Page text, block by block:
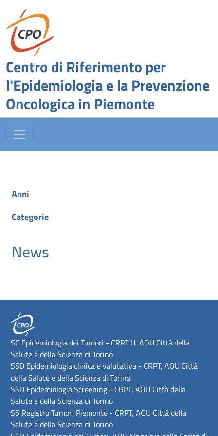
Centro di Riferimento per
l'Epidemiologia e la Prevenzione
Oncologica in Piemonte
Anni
Categorie
News
SC Epidemiologia dei Tumori - CRPT U, AOU Città della
Salute e della Scienza di Torino
SSD Epidemiologia clinica e valutativa - CRPT, AOU Città
della Salute e della Scienza di Torino
SSD Epidemiologia Screening - CRPT, AOU Città della
Salute e della Scienza di Torino
SS Registro Tumori Piemonte - CRPT, AOU Città della
Salute e della Scienza di Torino